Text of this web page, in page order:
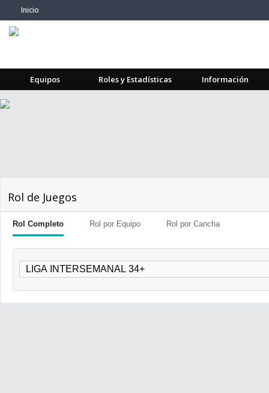
Inicio
Equipos Roles y Estadísticas Información
Rol de Juegos
Rol Completo Rol por Equipo Rol por Cancha